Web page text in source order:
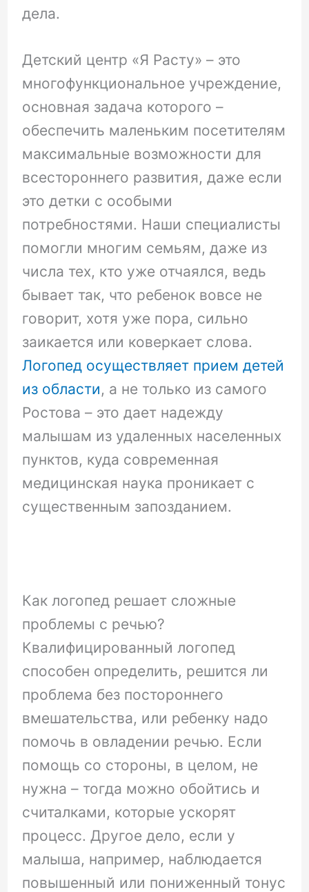
дела.
Детский центр «Я Расту» – это
многофункциональное учреждение,
основная задача которого –
обеспечить маленьким посетителям
максимальные возможности для
всестороннего развития, даже если
это детки с особыми
потребностями. Наши специалисты
помогли многим семьям, даже из
числа тех, кто уже отчаялся, ведь
бывает так, что ребенок вовсе не
говорит, хотя уже пора, сильно
заикается или коверкает слова.
Логопед осуществляет прием детей
из области, а не только из самого
Ростова – это дает надежду
малышам из удаленных населенных
пунктов, куда современная
медицинская наука проникает с
существенным запозданием.
Как логопед решает сложные
проблемы с речью?
Квалифицированный логопед
способен определить, решится ли
проблема без постороннего
вмешательства, или ребенку надо
помочь в овладении речью. Если
помощь со стороны, в целом, не
нужна – тогда можно обойтись и
считалками, которые ускорят
процесс. Другое дело, если у
малыша, например, наблюдается
повышенный или пониженный тонус